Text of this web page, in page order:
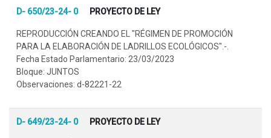
D- 650/23-24- 0 PROYECTO DE LEY
REPRODUCCIÓN CREANDO EL "RÉGIMEN DE PROMOCIÓN
PARA LA ELABORACIÓN DE LADRILLOS ECOLÓGICOS".-.
Fecha Estado Parlamentario: 23/03/2023
Bloque: JUNTOS
Observaciones: d-82221-22
D- 649/23-24- 0 PROYECTO DE LEY